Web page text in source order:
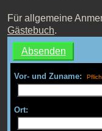
Für allgemeine
Gästebuch.
Vor- und Zuname:
Ort: